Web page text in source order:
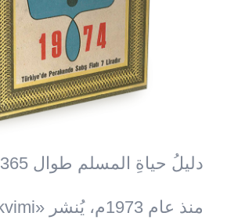
دليلُ حياةِ المسلم طوال 365 يومًا